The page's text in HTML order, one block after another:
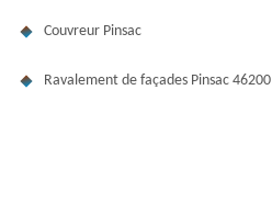
Couvreur Pinsac
Ravalement de façades Pinsac 46200